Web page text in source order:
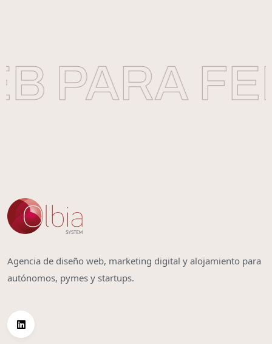
PARA
Agencia de diseño web, marketing digital y alojamiento para
autónomos, pymes y startups.